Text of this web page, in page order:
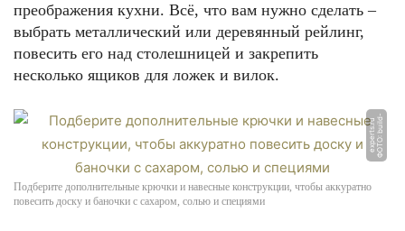
преображения кухни. Всё, что вам нужно сделать –
выбрать металлический или деревянный рейлинг,
повесить его над столешницей и закрепить
несколько ящиков для ложек и вилок.
Ф
О
Т
О:
b
uil
d-
e
x
p
e
r
t
s.
r
u
Подберите дополнительные крючки и навесные конструкции, чтобы аккуратно
повесить доску и баночки с сахаром, солью и специями